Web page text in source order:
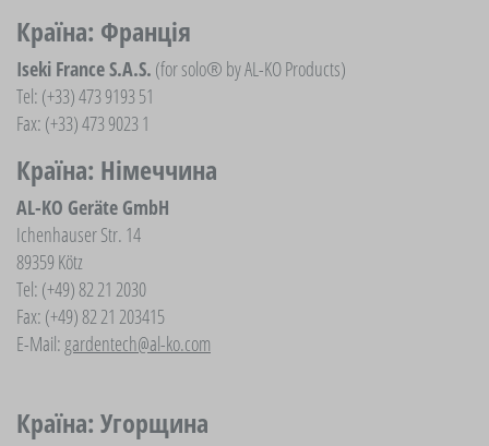
Країна: Франція
Iseki France S.A.S. (for solo® by AL-KO Products)
Tel: (+33) 473 9193 51
Fax: (+33) 473 9023 1
Країна: Німеччина
AL-KO Geräte GmbH
Ichenhauser Str. 14
89359 Kötz
Tel: (+49) 82 21 2030
Fax: (+49) 82 21 203415
E-Mail: gardentech@al-ko.com
Країна: Угорщина